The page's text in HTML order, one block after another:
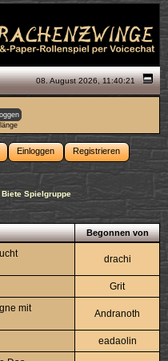
08. August 2026, 11:40:21
Einloggen Registrieren
Biete Spielgruppe
Begonnen von
drachi
Grit
mit
Andranoth
eadaolin